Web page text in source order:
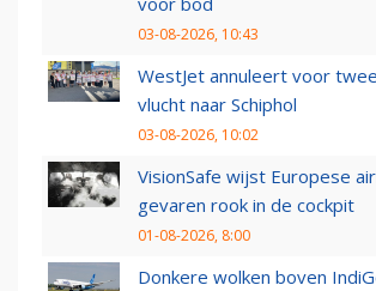
03-08-2026, 10:43
WestJet annuleert voor
vlucht naar Schiphol
03-08-2026, 10:02
VisionSafe wijst Europese
gevaren rook in de cockpit
01-08-2026, 8:00
Donkere wolken boven